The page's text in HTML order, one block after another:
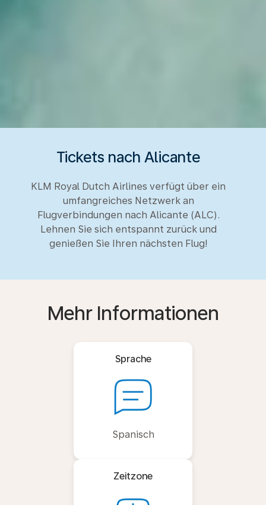
Tickets nach Alicante
KLM Royal Dutch Airlines verfügt über ein
umfangreiches Netzwerk an
Flugverbindungen nach Alicante (ALC).
Lehnen Sie sich entspannt zurück und
genießen Sie Ihren nächsten Flug!
Mehr Informationen
Sprache
Spanisch
Zeitzone